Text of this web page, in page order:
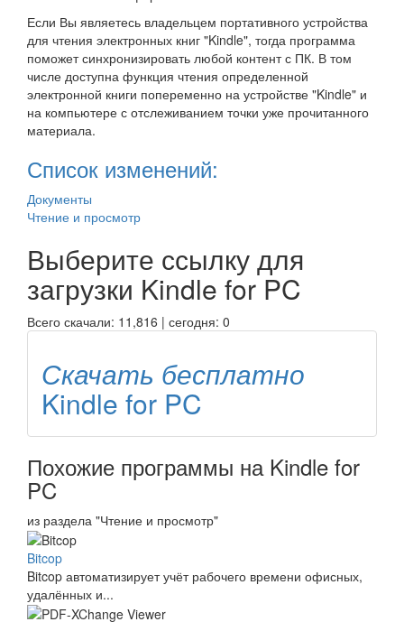
Если Вы являетесь владельцем портативного устройства
для чтения электронных книг "Kindle", тогда программа
поможет синхронизировать любой контент с ПК. В том
числе доступна функция чтения определенной
электронной книги попеременно на устройстве "Kindle" и
на компьютере с отслеживанием точки уже прочитанного
материала.
Список изменений:
Документы
Чтение и просмотр
Выберите ссылку для
загрузки Kindle for PC
Всего скачали: 11,816 | сегодня: 0
Скачать бесплатно
Kindle for PC
Похожие программы на Kindle for
PC
из раздела "Чтение и просмотр"
Bitcop
Bitcop автоматизирует учёт рабочего времени офисных,
удалённых и...